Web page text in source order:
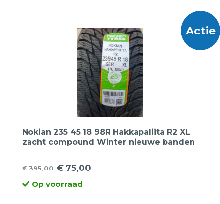
Actie
Nokian 235 45 18 98R Hakkapaliita R2 XL
zacht compound Winter nieuwe banden
Dot 2016 de prijs is per 2 stuks.
Opruiming!
€395,00
Oorspronkelijke
prijs
€75,00
Huidige
prijsOp voorraad